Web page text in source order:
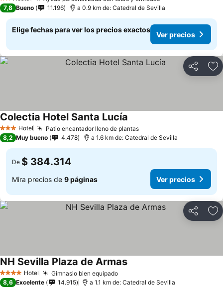
2 Estrellas
7,8 Bueno 11.196 a 0.9 km de: Catedral de Sevilla
Elige fechas para ver los precios exactos
Ver precios
Compartir
3 Estrellas
Hotel Patio encantador lleno de plantas
Colectia Hotel Santa Lucía
8,2 Muy bueno 4.478 a 1.6 km de: Catedral de Sevilla
De $ 384.314
Mira precios de 9 páginas Ver precios
Compartir
4 EstrellasHotel Gimnasio bien equipado
NH Sevilla Plaza de Armas
8,6 Excelente 14.915 a 1.1 km de: Catedral de Sevilla